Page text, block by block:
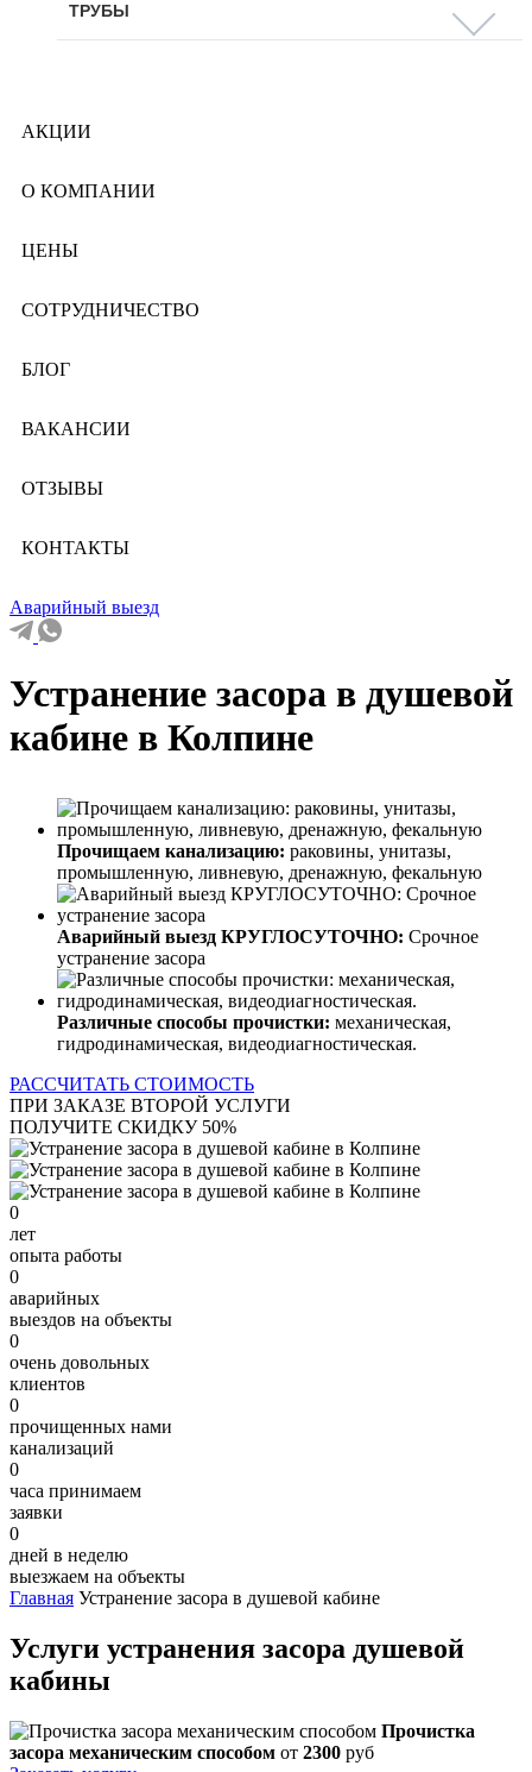
ТРУБЫ
АКЦИИ
О КОМПАНИИ
ЦЕНЫ
СОТРУДНИЧЕСТВО
БЛОГ
ВАКАНСИИ
ОТЗЫВЫ
КОНТАКТЫ
Аварийный выезд
Устранение засора в душевой
кабине в Колпине
Прочищаем канализацию: раковины, унитазы,
промышленную, ливневую, дренажную, фекальную
Аварийный выезд КРУГЛОСУТОЧНО: Срочное
устранение засора
Различные способы прочистки: механическая,
гидродинамическая, видеодиагностическая.
РАССЧИТАТЬ СТОИМОСТЬ
ПРИ ЗАКАЗЕ ВТОРОЙ УСЛУГИ
ПОЛУЧИТЕ СКИДКУ 50%
0
лет
опыта работы
0
аварийных
выездов на объекты
0
очень довольных
клиентов
0
прочищенных нами
канализаций
0
часа принимаем
заявки
0
дней в неделю
выезжаем на объекты
Главная Устранение засора в душевой кабине
Услуги устранения засора душевой
кабины
Прочистка
засора механическим способом от 2300 руб